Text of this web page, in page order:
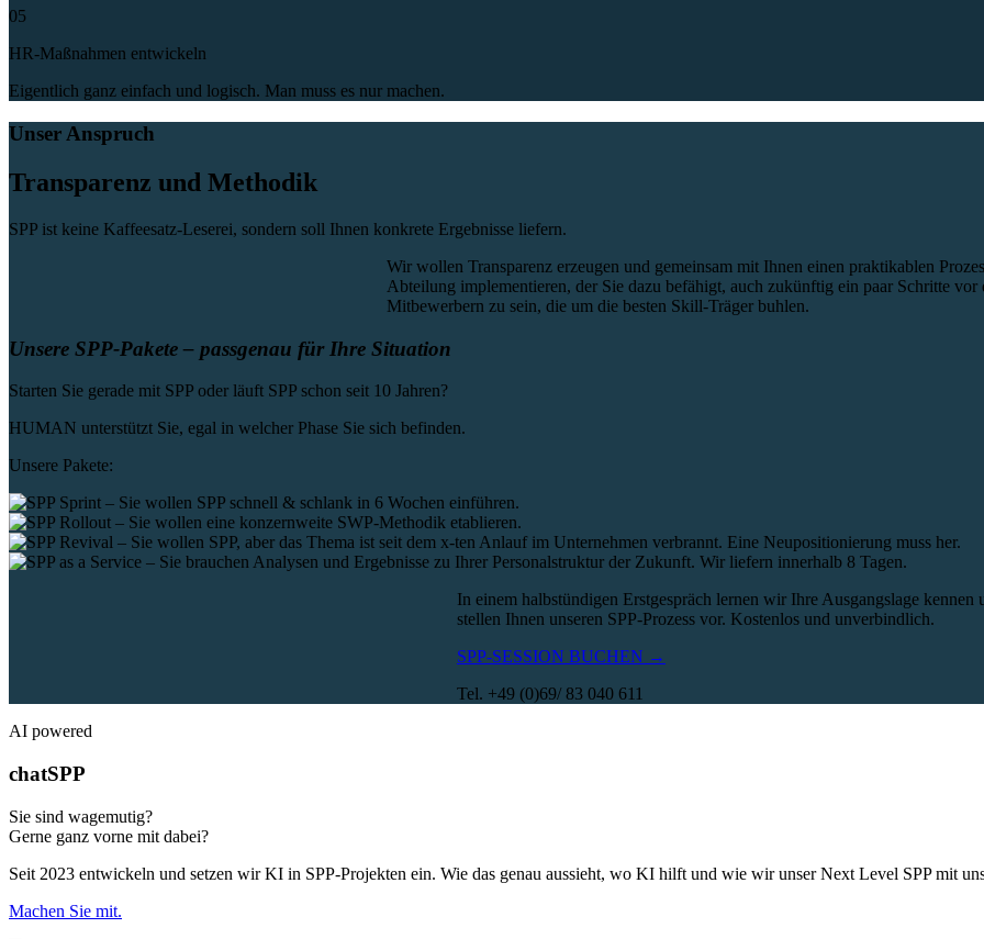
05
HR-Maßnahmen entwickeln
Eigentlich ganz einfach und logisch. Man muss es nur machen.
Unser Anspruch
Transparenz und Methodik
SPP ist keine Kaffeesatz-Leserei, sondern soll Ihnen konkrete Ergebnisse liefern.
Wir wollen Transparenz erzeugen und gemeinsam mit Ihnen einen praktikablen
Abteilung implementieren, der Sie dazu befähigt, auch zukünftig ein paar Schritte vor
Mitbewerbern zu sein, die um die besten Skill-Träger buhlen.
Unsere SPP-Pakete – passgenau für Ihre Situation
Starten Sie gerade mit SPP oder läuft SPP schon seit 10 Jahren?
HUMAN unterstützt Sie, egal in welcher Phase Sie sich befinden.
Unsere Pakete:
In einem halbstündigen Erstgespräch lernen wir Ihre Ausgangslage kennen
stellen Ihnen unseren SPP-Prozess vor. Kostenlos und unverbindlich.
SPP-SESSION BUCHEN →
Tel. +49 (0)69/ 83 040 611
AI powered
chatSPP
Sie sind wagemutig?
Gerne ganz vorne mit dabei?
Seit 2023 entwickeln und setzen wir KI in SPP-Projekten ein. Wie das genau aussieht, wo KI hilft und wie wir unser Next Level SPP mit
Machen Sie mit.